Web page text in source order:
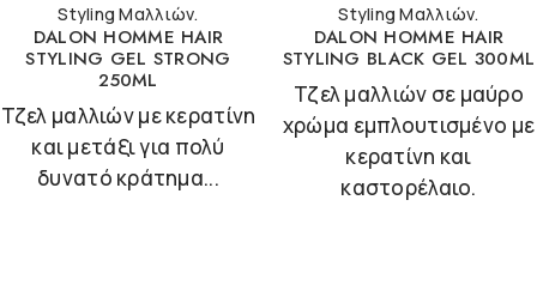
Styling Μαλλιών.
DALON HOMME HAIR
STYLING GEL STRONG
250ML
Τζελ μαλλιών με κερατίνη
και μετάξι για πολύ
δυνατό κράτημα...
Styling Μαλλιών.
DALON HOMME HAIR
STYLING BLACK GEL 300ML
Τζελ μαλλιών σε μαύρο
χρώμα εμπλουτισμένο με
κερατίνη και
καστορέλαιο.